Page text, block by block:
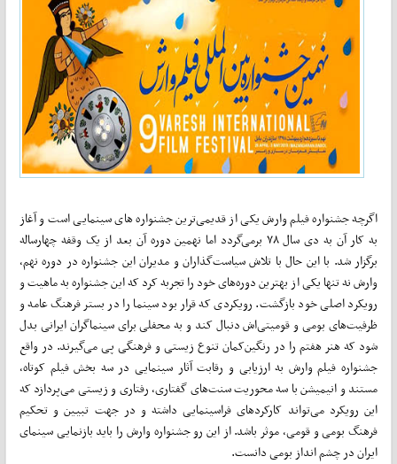
اگرچه جشنواره فیلم وارش یکی از قدیمی‌ترین جشنواره های سینمایی است و آغاز
به کار آن به دی سال ۷۸ برمی‌گردد اما نهمین دوره آن بعد از یک وقفه چهارساله
برگزار شد. با این حال با تلاش سیاست‌گذاران و مدیران این جشنواره در دوره نهم،
وارش نه تنها یکی از بهترین دوره‌های خود را تجربه کرد که این جشنواره به ماهیت و
رویکرد اصلی خود بازگشت. رویکردی که قرار بود سینما را در بستر فرهنگ عامه و
ظرفیت‌های بومی و قومیتی‌اش دنبال کند و به محفلی برای سینماگران ایرانی بدل
شود که هنر هفتم را در رنگین‌کمان تنوع زیستی و فرهنگی پی می‌گیرند. در واقع
جشنواره فیلم وارش به ارزیابی و رقابت آثار سینمایی در سه بخش فیلم کوتاه،
مستند و انیمیشن با سه محوریت سنت‌های گفتاری، رفتاری و زیستی می‌پردازد که
این رویکرد می‌تواند کارکردهای فراسینمایی داشته و در جهت تبیین و تحکیم
فرهنگ بومی و قومی، موثر باشد. از این رو جشنواره وارش را باید بازنمایی سینمای
ایران در چشم انداز بومی دانست.